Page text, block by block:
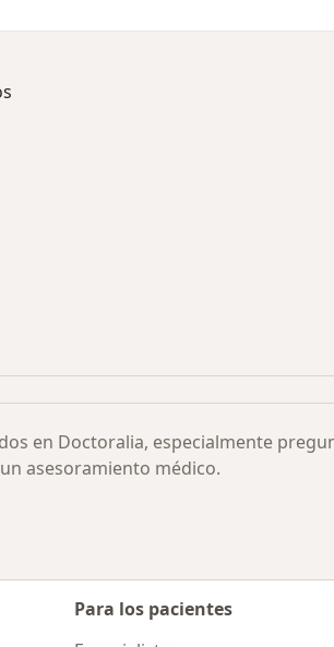
en Doctoralia, especialmente
asesoramiento médico.
Para los pacientes